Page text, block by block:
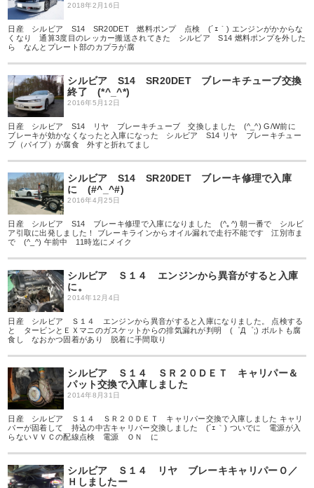
2018年2月16日
日産 シルビア S14 SR20DET 燃料ポンプ 点検 (´ｪ｀) エンジンがかからな
くなり 通算3度目のレッカー搬送されてきた シルビア S14 燃料ポンプを外した
ら なんとプレート部のカプラが腐
シルビア S14 SR20DET ブレーキチューブ交換
終了 (*^_^*)
2016年5月12日
日産 シルビア S14 リヤ ブレーキチューブ 交換しました (^_^) G/W前に
ブレーキが効かなくなったと入庫になった シルビア S14 リヤ ブレーキチュー
ブ（パイプ）が腐食 外すと折れてまし
シルビア S14 SR20DET ブレーキ修理で入庫
に (#^_^#)
2016年4月25日
日産 シルビア S14 ブレーキ修理で入庫になりました (^｡^) 朝一番で シルビ
ア引取に出発しました！ ブレーキラインからオイル漏れで走行不能です 江別市ま
で (^_^) 午前中 11時迄にメイク
シルビア Ｓ１４ エンジンから異音がすると入庫
に。
2014年12月4日
日産 シルビア Ｓ１４ エンジンから異音がすると入庫になりました。 点検する
と タービンとＥＸマニのガスケットからの排気漏れが判明 (゜Д゜;) ボルトも腐
食し なおかつ固着があり 脱着に手間取り
シルビア Ｓ１４ ＳＲ２０ＤＥＴ キャリパー＆
パット交換で入庫しました
2014年8月31日
日産 シルビア Ｓ１４ ＳＲ２０ＤＥＴ キャリパー交換で入庫しました キャリ
パーが固着して 持込の中古キャリパー交換しました (´ｪ｀) ついでに 電源が入
らないＶＶＣの配線点検 電源 ＯＮ に
シルビア Ｓ１４ リヤ ブレーキキャリパーＯ／
Ｈしましたー